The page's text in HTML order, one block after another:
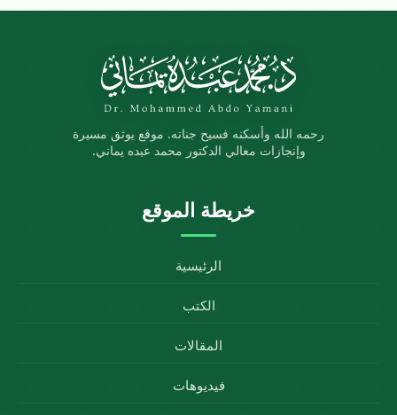
رحمه الله وأسكنه فسيح جناته. موقع يوثق مسيرة
وإنجازات معالي الدكتور محمد عبده يماني.
خريطة الموقع
الرئيسية
الكتب
المقالات
فيديوهات